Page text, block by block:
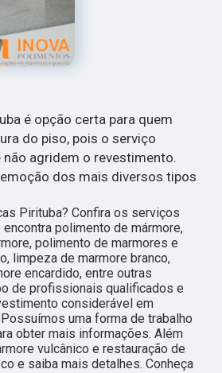
é opção certa para quem
do piso, pois o serviço
agridem o revestimento.
dos mais diversos tipos
Pirituba? Confira os serviços
polimento de mármore,
polimento de marmores e
limpeza de marmore branco,
encardido, entre outras
de profissionais qualificados e
considerável em
uma forma de trabalho
obter mais informações. Além
vulcânico e restauração de
e saiba mais detalhes. Conheça